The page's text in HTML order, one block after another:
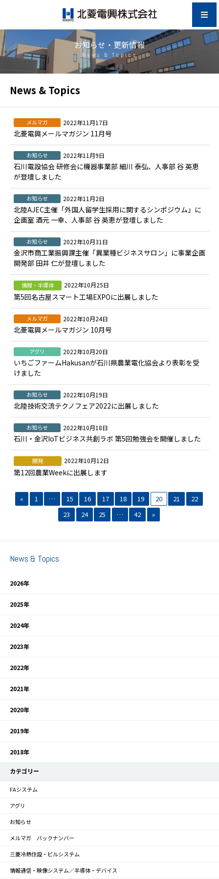
お知らせ・更新情報
News & Topics
News & Topics
2022年11月17日
メルマガ
北菱電興メールマガジン 11月号
2022年11月9日
お知らせ
石川電設協会 研修会に機器事業部 細川 泰弘、人事部 谷 英恵
が登壇しました
2022年11月2日
お知らせ
北陸AJEC主催「外国人留学生採用に関するシンポジウム」に
企画室 酒元 一幸、人事部 谷 英恵が登壇しました
2022年10月31日
お知らせ
金沢市商工業振興課主催「異業種ビジネスサロン」に事業企画
開発部 田井 仁が登壇しました
2022年10月25日
情報・半導体
第5回名古屋スマート工場EXPOに出展しました
2022年10月24日
メルマガ
北菱電興メールマガジン 10月号
2022年10月20日
アグリ
いちごファームHakusanが石川県農業電化協会より表彰を受
けました
2022年10月19日
お知らせ
北陸技術交流テクノフェア2022に出展しました
2022年10月18日
お知らせ
石川・金沢IoTビジネス共創ラボ 第5回勉強会を開催しました
2022年10月12日
開発
第12回農業Weekに出展します
« 1 … 15 16 17 18 19 20 21
22
23
24 25 … 42 »
News & Topics
2026年
2025年
2024年
2023年
2022年
2021年
2020年
2019年
2018年
カテゴリー
FAシステム
アグリ
お知らせ
メルマガ バックナンバー
三菱冷熱住設・ビルシステム
情報通信・映像システム／半導体・デバイス